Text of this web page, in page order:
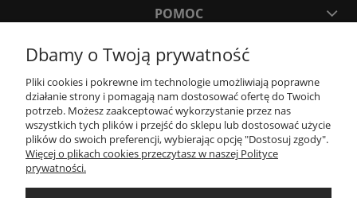
POMOC
TWOJE KONTO
PŁATNOŚCI I DOSTAWA
INFORMACJE
Dbamy o Twoją prywatność
Pliki cookies i pokrewne im technologie umożliwiają poprawne
działanie strony i pomagają nam dostosować ofertę do Twoich
potrzeb. Możesz zaakceptować wykorzystanie przez nas
wszystkich tych plików i przejść do sklepu lub dostosować użycie
plików do swoich preferencji, wybierając opcję "Dostosuj zgody".
Więcej o plikach cookies przeczytasz w naszej Polityce
prywatności.